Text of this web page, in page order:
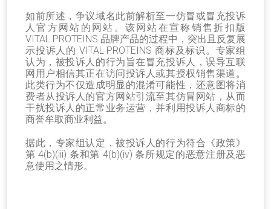
如前所述，争议域名此前解析至一仿冒或冒充投诉
人官方网站的网站。该网站在宣称销售折扣版
VITAL PROTEINS 品牌产品的过程中，突出且反复展
示投诉人的 VITAL PROTEINS 商标及标识。专家组
认为，被投诉人的行为旨在冒充投诉人，误导互联
网用户相信其正在访问投诉人或其授权销售渠道。
此类行为不仅造成明显的混淆可能性，还意图将消
费者从投诉人的官方网站引流至其仿冒网站，从而
干扰投诉人的正常业务运营，并利用投诉人商标的
商誉牟取商业利益。
据此，专家组认定，被投诉人的行为符合《政策》
第 4(b)(iii) 条和第 4(b)(iv) 条所规定的恶意注册及恶
意使用之情形。